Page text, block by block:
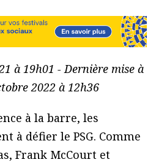
à 19h01 - Dernière mise à
2022 à 12h36
à la barre, les
à défier le PSG. Comme
Frank McCourt et